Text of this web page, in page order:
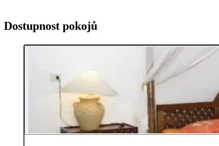
Dostupnost pokojů